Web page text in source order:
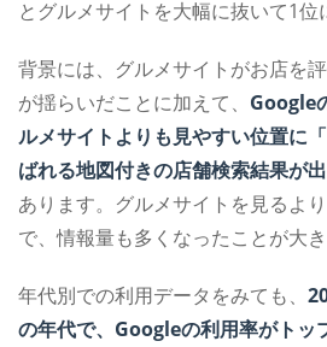
とグルメサイトを大幅に抜いて1位
背景には、グルメサイトがお店を
が揺らいだことに加えて、 Google
ルメサイトよりも見やすい位置に
ばれる地図付きの店舗検索結果が
あります。グルメサイトを見るよ
で、情報量も多くなったことが大き
年代別での利用データをみても、
の年代で、Googleの利用率がトッ